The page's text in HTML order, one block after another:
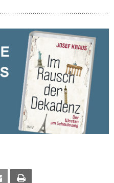
Email